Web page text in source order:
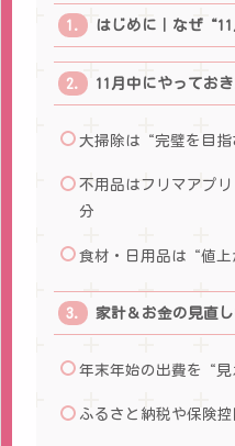
はじめに｜なぜ
11月中にやってお
大掃除は“完璧を目
不用品はフリマアプ
分
食材・日用品は“値
家計＆お金の見直
年末年始の出費を“
ふるさと納税や保険